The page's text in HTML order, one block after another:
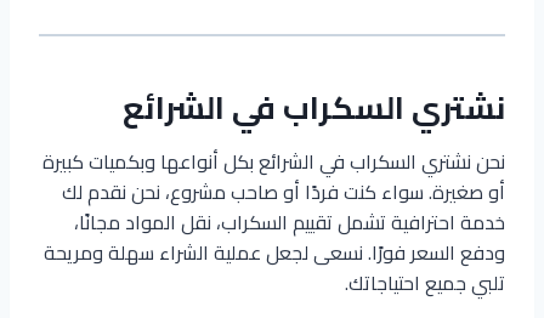
نشتري السكراب في الشرائع
نحن نشتري السكراب في الشرائع بكل أنواعها وبكميات كبيرة
أو صغيرة. سواء كنت فردًا أو صاحب مشروع، نحن نقدم لك
خدمة احترافية تشمل تقييم السكراب، نقل المواد مجانًا،
ودفع السعر فورًا. نسعى لجعل عملية الشراء سهلة ومريحة
تلبي جميع احتياجاتك.